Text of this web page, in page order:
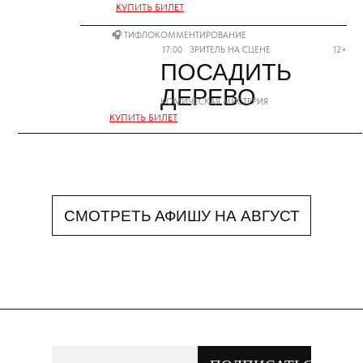
КУПИТЬ БИЛЕТ
КУПИТЬ БИЛЕТ
КУПИТЬ БИЛЕТ
ПОСАДИТЬ
ДЕРЕВО
17:00 12+
🎧 ТИФЛОКОММЕНТИРОВАНИЕ
КОМИЧЕСКАЯ МИСТЕРИЯ
ЗРИТЕЛЬ НА СЦЕНЕ
СМОТРЕТЬ АФИШУ НА АВГУСТ